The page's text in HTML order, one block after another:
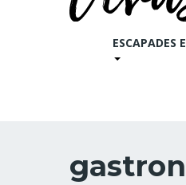
ESCAPADES